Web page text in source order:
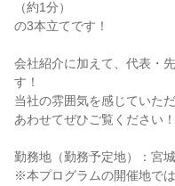
（約1分）
の3本立てです！
会社紹介に加えて、代表・
す！
当社の雰囲気を感じていた
あわせてぜひご覧ください！
勤務地（勤務予定地）：宮
※本プログラムの開催地で